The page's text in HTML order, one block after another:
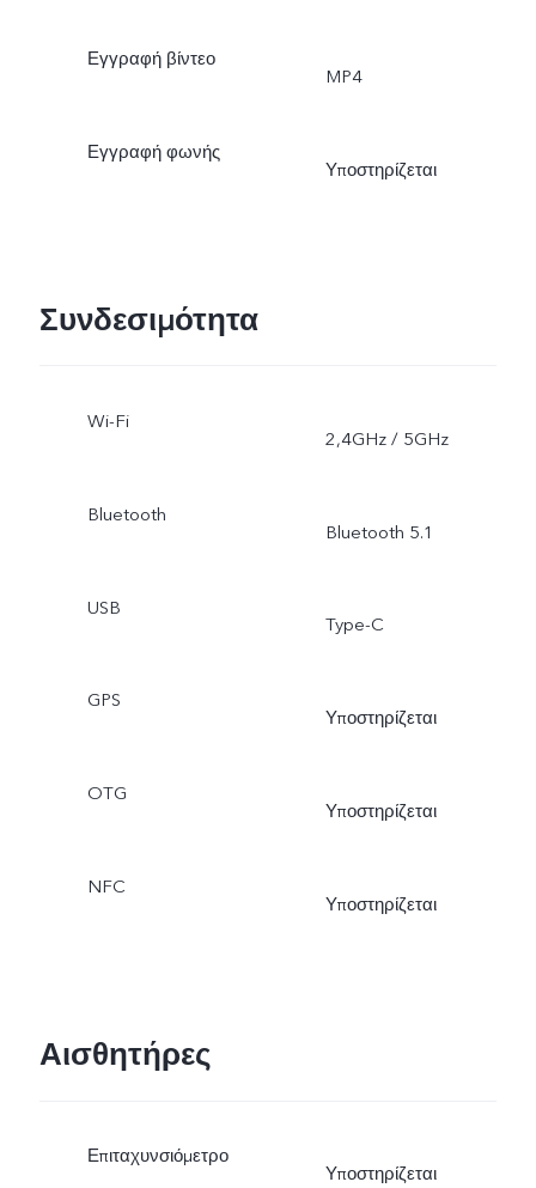
Εγγραφή βίντεο
MP4
Εγγραφή φωνής
Υποστηρίζεται
Συνδεσιμότητα
Wi-Fi
2,4GHz / 5GHz
Bluetooth
Bluetooth 5.1
USB
Type-C
GPS
Υποστηρίζεται
OTG
Υποστηρίζεται
NFC
Υποστηρίζεται
Αισθητήρες
Επιταχυνσιόμετρο
Υποστηρίζεται